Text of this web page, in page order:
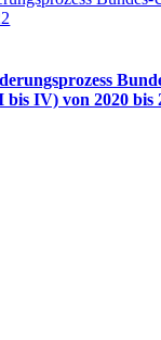
IV) von 2020 bis